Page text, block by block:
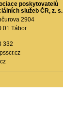
poskytovatelů
služeb ČR, z. s.
2904
01 Tábor
332